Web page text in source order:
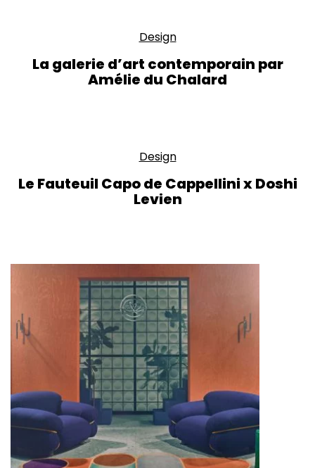
Design
La galerie d’art contemporain par
Amélie du Chalard
Design
Le Fauteuil Capo de Cappellini x Doshi
Levien